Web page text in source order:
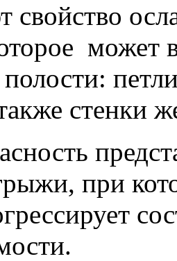
свойство
может
стенки
при